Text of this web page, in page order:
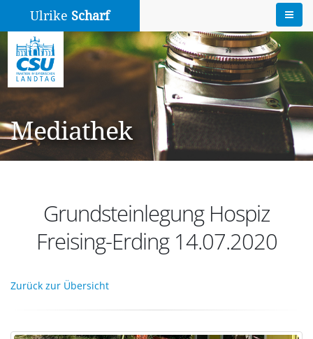
Ulrike Scharf
Mediathek
Grundsteinlegung Hospiz
Freising-Erding 14.07.2020
Zurück zur Übersicht